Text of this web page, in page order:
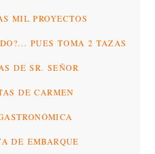
MIL PROYECTOS
PUES TOMA 2 TAZAS
DE SR. SEÑOR
DE CARMEN
DE EMBARQUE